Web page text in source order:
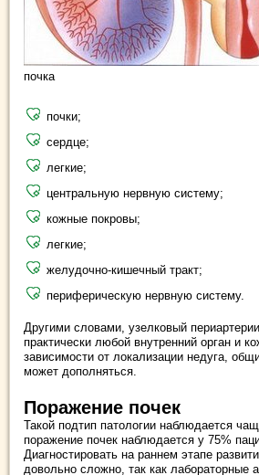
почка
почки;
сердце;
легкие;
центральную нервную систему;
кожные покровы;
легкие;
желудочно-кишечный тракт;
периферическую нервную систему.
Другими словами, узелковый
практически любой внутренний орган и
зависимости от локализации недуга,
может дополняться.
Поражение почек
Такой подтип патологии наблюдается
поражение почек наблюдается у 75%
Диагностировать на раннем этапе
довольно сложно, так как лабораторные